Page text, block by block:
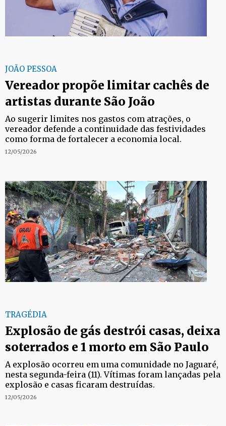
JOÃO PESSOA
Vereador propõe limitar cachês de
artistas durante São João
Ao sugerir limites nos gastos com atrações, o
vereador defende a continuidade das festividades
como forma de fortalecer a economia local.
12/05/2026
TRAGÉDIA
Explosão de gás destrói casas, deixa
soterrados e 1 morto em São Paulo
A explosão ocorreu em uma comunidade no Jaguaré,
nesta segunda-feira (11). Vítimas foram lançadas pela
explosão e casas ficaram destruídas.
12/05/2026